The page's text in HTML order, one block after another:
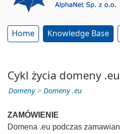
Home Knowledge Base
Cykl życia domeny .eu
Domeny> Domeny .eu
ZAMÓWIENIE
Domena .eu podczas